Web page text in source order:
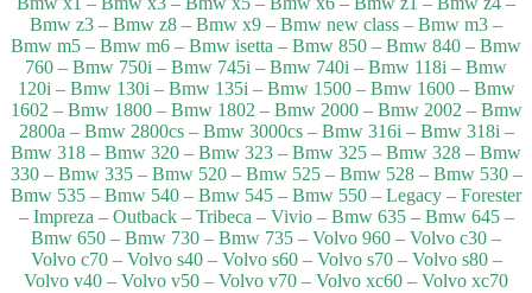
Bmw z3 – Bmw z8 – Bmw x9 – Bmw new class – Bmw m3 –
Bmw m5 – Bmw m6 – Bmw isetta – Bmw 850 – Bmw 840 – Bmw
760 – Bmw 750i – Bmw 745i – Bmw 740i – Bmw 118i – Bmw
120i – Bmw 130i – Bmw 135i – Bmw 1500 – Bmw 1600 – Bmw
1602 – Bmw 1800 – Bmw 1802 – Bmw 2000 – Bmw 2002 – Bmw
2800a – Bmw 2800cs – Bmw 3000cs – Bmw 316i – Bmw 318i –
Bmw 318 – Bmw 320 – Bmw 323 – Bmw 325 – Bmw 328 – Bmw
330 – Bmw 335 – Bmw 520 – Bmw 525 – Bmw 528 – Bmw 530 –
Bmw 535 – Bmw 540 – Bmw 545 – Bmw 550 – Legacy – Forester
– Impreza – Outback – Tribeca – Vivio – Bmw 635 – Bmw 645 –
Bmw 650 – Bmw 730 – Bmw 735 – Volvo 960 – Volvo c30 –
Volvo c70 – Volvo s40 – Volvo s60 – Volvo s70 – Volvo s80 –
Volvo v40 – Volvo v50 – Volvo v70 – Volvo xc60 – Volvo xc70